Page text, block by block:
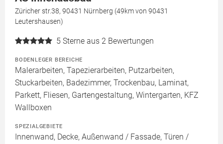
Züricher str.38, 90431 Nürnberg (49km von 90431
Leutershausen)
5 Sterne aus 2 Bewertungen
BODENLEGER BEREICHE
Malerarbeiten, Tapezierarbeiten, Putzarbeiten,
Stuckarbeiten, Badezimmer, Trockenbau, Laminat,
Parkett, Fliesen, Gartengestaltung, Wintergarten, KFZ
Wallboxen
SPEZIALGEBIETE
Innenwand, Decke, Außenwand / Fassade, Türen /